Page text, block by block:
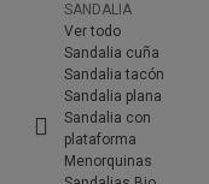
SANDALIA
Ver todo
Sandalia cuña
Sandalia tacón
Sandalia plana
Sandalia con
plataforma
Menorquinas